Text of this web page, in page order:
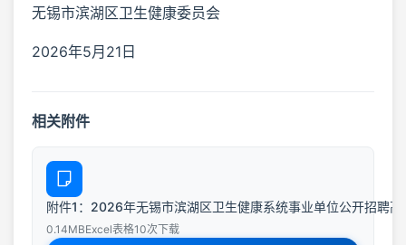
无锡市滨湖区卫生健康委员会
2026年5月21日
相关附件
附件1：2026年无锡市滨湖区卫生健康系统事业单位公开招聘
0.14MBExcel表格10次下载